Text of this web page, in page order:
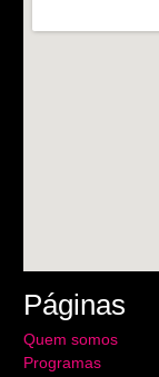
Páginas
Quem somos
Programas